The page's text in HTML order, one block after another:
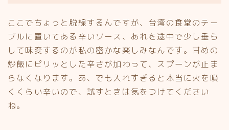
ここでちょっと脱線するんですが、台湾の食堂のテー
ブルに置いてある辛いソース、あれを途中で少し垂ら
して味変するのが私の密かな楽しみなんです。甘めの
炒飯にピリッとした辛さが加わって、スプーンが止ま
らなくなります。あ、でも入れすぎると本当に火を噴
くくらい辛いので、試すときは気をつけてください
ね。